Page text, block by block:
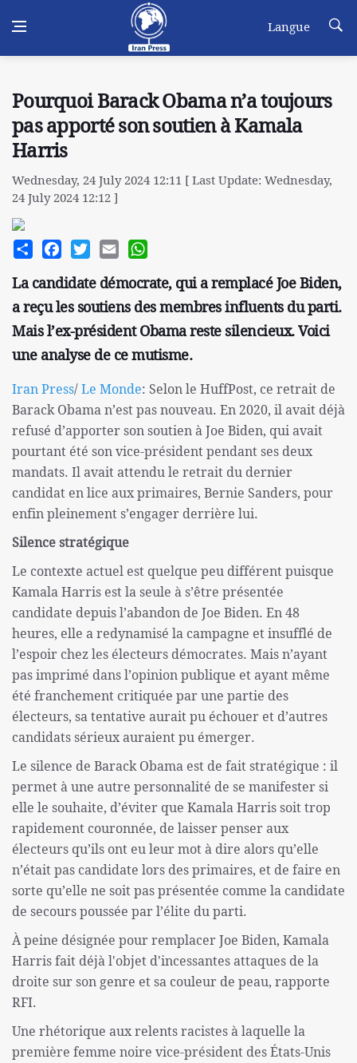
Langue
Pourquoi Barack Obama n’a toujours
pas apporté son soutien à Kamala
Harris
Wednesday, 24 July 2024 12:11 [ Last Update: Wednesday,
24 July 2024 12:12 ]
Share FacebookTwitterEmail
La candidate démocrate, qui a remplacé Joe Biden,
a reçu les soutiens des membres influents du parti.
Mais l’ex-président Obama reste silencieux. Voici
une analyse de ce mutisme.
Iran Press/Le Monde: Selon le HuffPost, ce retrait de
Barack Obama n’est pas nouveau. En 2020, il avait déjà
refusé d’apporter son soutien à Joe Biden, qui avait
pourtant été son vice-président pendant ses deux
mandats. Il avait attendu le retrait du dernier
candidat en lice aux primaires, Bernie Sanders, pour
enfin pleinement s’engager derrière lui.
Silence stratégique
Le contexte actuel est quelque peu différent puisque
Kamala Harris est la seule à s’être présentée
candidate depuis l’abandon de Joe Biden. En 48
heures, elle a redynamisé la campagne et insufflé de
l’espoir chez les électeurs démocrates. Mais n’ayant
pas imprimé dans l’opinion publique et ayant même
été franchement critiquée par une partie des
électeurs, sa tentative aurait pu échouer et d’autres
candidats sérieux auraient pu émerger.
Le silence de Barack Obama est de fait stratégique : il
permet à une autre personnalité de se manifester si
elle le souhaite, d’éviter que Kamala Harris soit trop
rapidement couronnée, de laisser penser aux
électeurs qu’ils ont eu leur mot à dire alors qu’elle
n’était pas candidate lors des primaires, et de faire en
sorte qu’elle ne soit pas présentée comme la candidate
de secours poussée par l’élite du parti.
À peine désignée pour remplacer Joe Biden, Kamala
Harris fait déjà l'objet d'incessantes attaques de la
droite sur son genre et sa couleur de peau, rapporte
RFI.
Une rhétorique aux relents racistes à laquelle la
première femme noire vice-président des États-Unis